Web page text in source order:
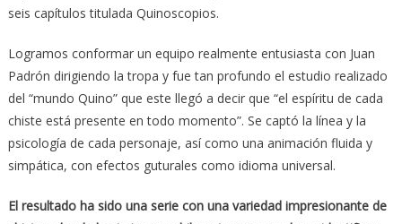
seis capítulos titulada Quinoscopios.
Logramos conformar un equipo realmente entusiasta con Juan
Padrón dirigiendo la tropa y fue tan profundo el estudio realizado
del “mundo Quino” que este llegó a decir que “el espíritu de cada
chiste está presente en todo momento”. Se captó la línea y la
psicología de cada personaje, así como una animación fluida y
simpática, con efectos guturales como idioma universal.
El resultado ha sido una serie con una variedad impresionante de